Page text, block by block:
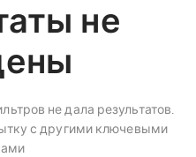
не
не дала результатов.
с другими ключевыми